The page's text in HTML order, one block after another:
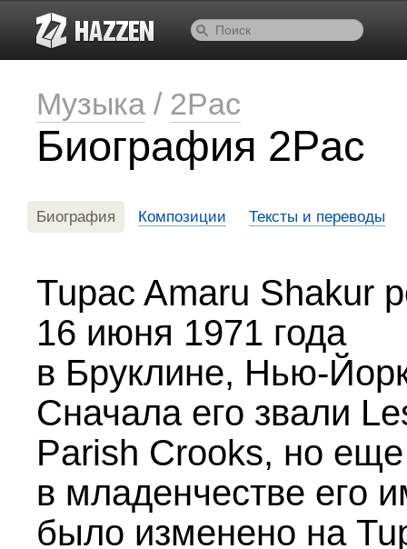
Музыка / 2Pac
Биография 2Pac
Биография Композиции Тексты и переводы
Tupac Amaru Shakur
16 июня 1971 года
в Бруклине, Нью-
Сначала его звали
Parish Crooks, но еще
в младенчестве его
было изменено на